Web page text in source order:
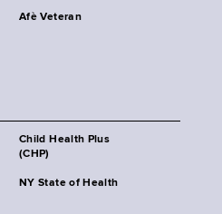
Afè Veteran
Child Health Plus
(CHP)
NY State of Health